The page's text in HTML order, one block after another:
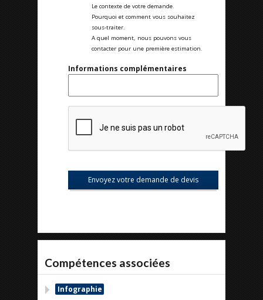
Le contexte de votre demande.
Pourquoi et comment vous souhaitez
sous-traiter.
A quel moment, nous pouvons vous
contacter pour une première estimation.
Informations complémentaires
Compétences associées
Infographie